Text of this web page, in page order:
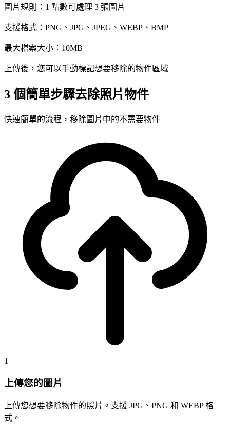
圖片規則：1 點數可處理 3 張圖片
支援格式：PNG、JPG、JPEG、WEBP、BMP
最大檔案大小：10MB
上傳後，您可以手動標記想要移除的物件區域
3 個簡單步驟去除照片物件
快速簡單的流程，移除圖片中的不需要物件
1
上傳您的圖片
上傳您想要移除物件的照片。支援 JPG、PNG 和 WEBP 格
式。